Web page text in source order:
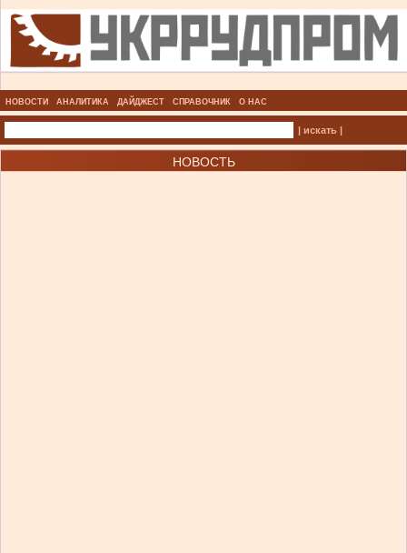
НОВОСТИ АНАЛИТИКА ДАЙДЖЕСТ СПРАВОЧНИК О НАС
| искать |
НОВОСТЬ